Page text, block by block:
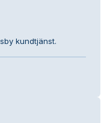
kundtjänst.